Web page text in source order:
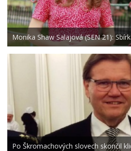
Monika Shaw Salajová (SEN 21):
Po Škromachových slovech skončil